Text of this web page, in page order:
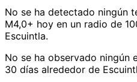
No se ha detectado ningún
M4,0+ hoy en un radio de
Escuintla.
No se ha observado ningún
30 días alrededor de